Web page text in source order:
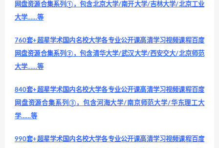
网盘资源合集系列①，包含北京大学/南开大学/吉林大学/北京工业
大学……等
760套+超星学术国内名校大学各专业公开课高清学习视频课程百度
网盘资源合集系列②，包含清华大学/武汉大学/西安交大/北京师范
大学……等
840套+超星学术国内名校大学各专业公开课高清学习视频课程百度
网盘资源合集系列③，包含河海大学/南京师范大学/华东理工大
学……等
990套+超星学术国内名校大学各专业公开课高清学习视频课程百度